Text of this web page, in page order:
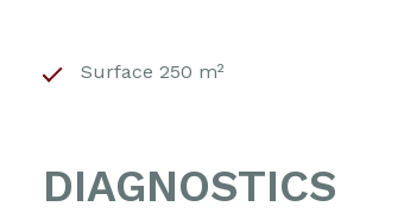
Surface 250 m²
DIAGNOSTICS